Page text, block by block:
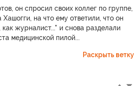
он спросил своих коллег по группе,
на что ему ответили, что он
как журналист..." и снова разделали
медицинской пилой...
Раскрыть ветку